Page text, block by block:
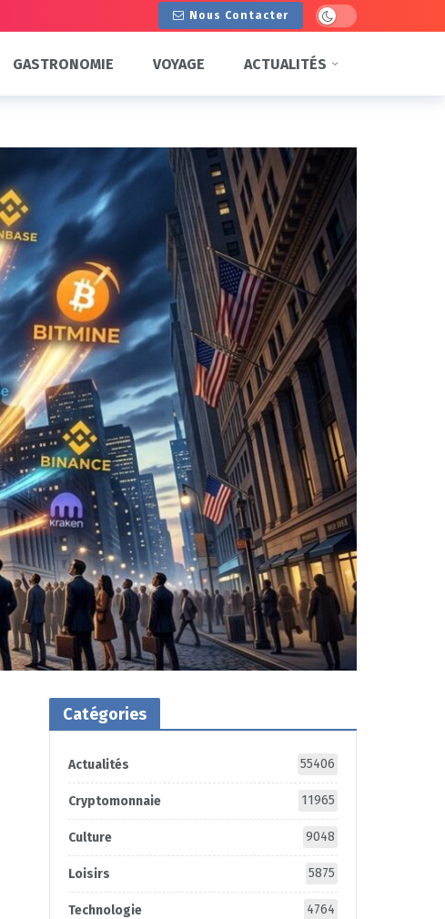
Nous Contacter Dark mode
GASTRONOMIE VOYAGE ACTUALITÉS
Catégories
Actualités 55406
Cryptomonnaie 11965
Culture 9048
Loisirs 5875
Technologie 4764